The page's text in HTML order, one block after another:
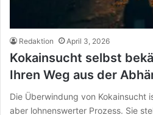
Redaktion April 3, 2026
Kokainsucht selbst
Ihren Weg aus der
Die Überwindung von Kokainsucht
aber lohnenswerter Prozess. Sie